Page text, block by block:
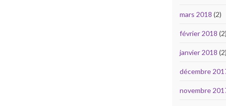
mars 2018 (2)
février 2018 (2)
janvier 2018 (2)
décembre
novembre